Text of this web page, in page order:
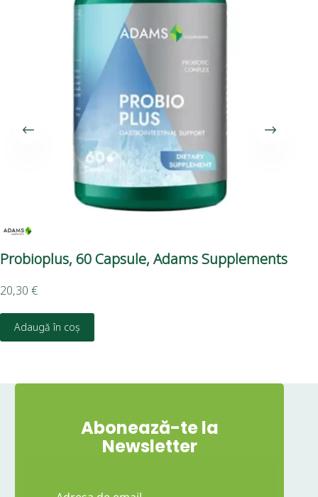
Probioplus, 60 Capsule, Adams Supplements
20,30 €
Adaugă în coș
Abonează-te la
Newsletter